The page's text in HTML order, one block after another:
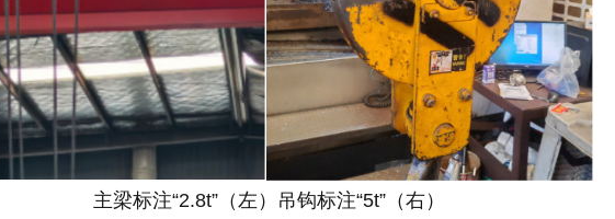
主梁标注“2.8t”（左）吊钩标注“5t”（右）